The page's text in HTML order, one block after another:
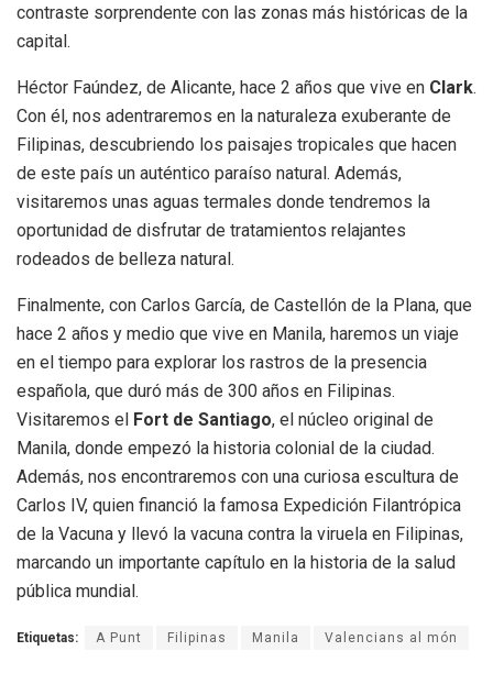
contraste sorprendente con las zonas más históricas de la
capital.
Héctor Faúndez, de Alicante, hace 2 años que vive en Clark.
Con él, nos adentraremos en la naturaleza exuberante de
Filipinas, descubriendo los paisajes tropicales que hacen
de este país un auténtico paraíso natural. Además,
visitaremos unas aguas termales donde tendremos la
oportunidad de disfrutar de tratamientos relajantes
rodeados de belleza natural.
Finalmente, con Carlos García, de Castellón de la Plana, que
hace 2 años y medio que vive en Manila, haremos un viaje
en el tiempo para explorar los rastros de la presencia
española, que duró más de 300 años en Filipinas.
Visitaremos el Fort de Santiago, el núcleo original de
Manila, donde empezó la historia colonial de la ciudad.
Además, nos encontraremos con una curiosa escultura de
Carlos IV, quien financió la famosa Expedición Filantrópica
de la Vacuna y llevó la vacuna contra la viruela en Filipinas,
marcando un importante capítulo en la historia de la salud
pública mundial.
Etiquetas: A Punt Filipinas Manila Valencians al món